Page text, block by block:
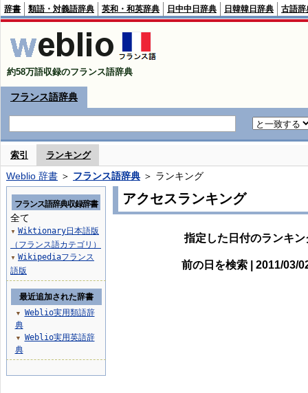
辞書 類語・対義語辞典 英和・和英辞典 日中中日辞典 日韓韓日辞典 古語辞
約58万語収録のフランス語辞典
フランス語辞典
索引 ランキング
Weblio 辞書 ＞ フランス語辞典 ＞ ランキング
アクセスランキング
指定した日付のランキ
前の日を検索 | 2011/03/
フランス語辞典収録辞書
全て
▼ Wiktionary日本語版
（フランス語カテゴリ）
▼ Wikipediaフランス
語版
最近追加された辞書
▼
Weblio実用類語辞
典
▼
Weblio実用英語辞
典